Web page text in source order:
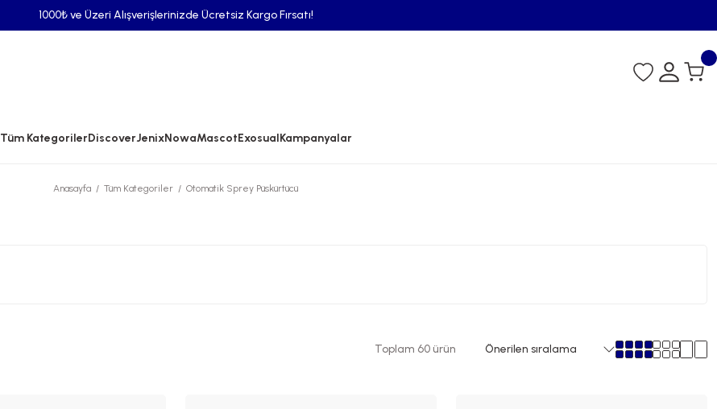
1000₺ ve Üzeri Alışverişlerinizde Ücretsiz Kargo Fırsatı!
Tüm KategorilerDiscoverJenixNowaMascotExosualKampanyalar
Anasayfa Tüm Kategoriler Otomatik Sprey Püskürtücü
Toplam 60 ürün